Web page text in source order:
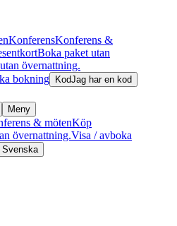
KonferensKonferens &
Boka paket utan
övernattning.
bokning KodJag har en kod
Meny
& mötenKöp
övernattning.Visa / avboka
Svenska